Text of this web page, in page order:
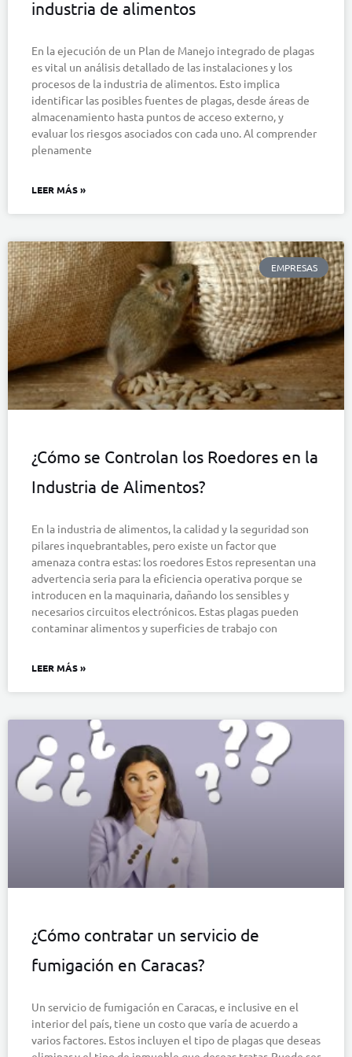
industria de alimentos
En la ejecución de un Plan de Manejo integrado de plagas
es vital un análisis detallado de las instalaciones y los
procesos de la industria de alimentos. Esto implica
identificar las posibles fuentes de plagas, desde áreas de
almacenamiento hasta puntos de acceso externo, y
evaluar los riesgos asociados con cada uno. Al comprender
plenamente
LEER MÁS »
EMPRESAS
¿Cómo se Controlan los Roedores en la
Industria de Alimentos?
En la industria de alimentos, la calidad y la seguridad son
pilares inquebrantables, pero existe un factor que
amenaza contra estas: los roedores Estos representan una
advertencia seria para la eficiencia operativa porque se
introducen en la maquinaria, dañando los sensibles y
necesarios circuitos electrónicos. Estas plagas pueden
contaminar alimentos y superficies de trabajo con
LEER MÁS »
¿Cómo contratar un servicio de
fumigación en Caracas?
Un servicio de fumigación en Caracas, e inclusive en el
interior del país, tiene un costo que varía de acuerdo a
varios factores. Estos incluyen el tipo de plagas que deseas